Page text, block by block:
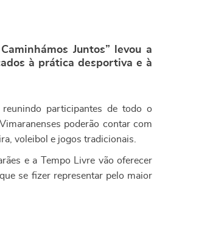
Juntos” levou a
à prática desportiva e à
participantes de todo o
poderão contar com
voleibol e jogos tradicionais.
e a Tempo Livre vão oferecer
se fizer representar pelo maior